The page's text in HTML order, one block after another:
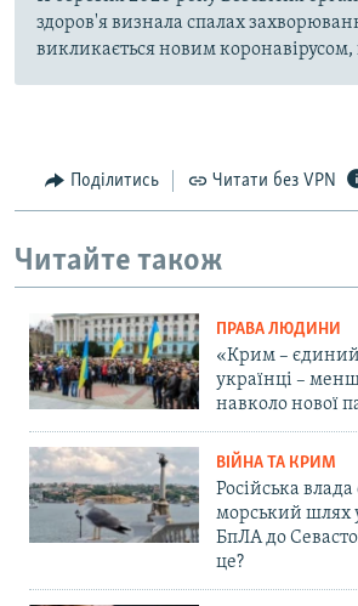
здоров'я визнала спалах
викликається новим
Поділитись Читати без VPN
Читайте також
ПРАВА ЛЮДИНИ
«Крим – єдиний
українці –
навколо нової
ВІЙНА ТА КРИМ
Російська
морський шлях
БпЛА до
це?